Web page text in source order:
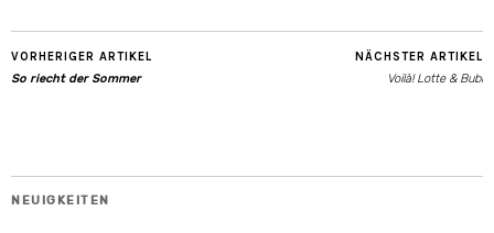
VORHERIGER ARTIKEL
So riecht der Sommer
NÄCHSTER ARTIKEL
Voilà! Lotte & Bubi
NEUIGKEITEN